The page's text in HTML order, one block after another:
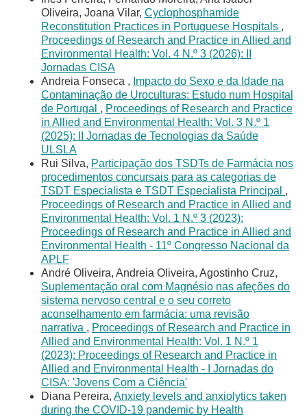
Oliveira, Joana Vilar, Cyclophosphamide
Reconstitution Practices in Portuguese Hospitals ,
Proceedings of Research and Practice in Allied and
Environmental Health: Vol. 4 N.º 3 (2026): II
Jornadas CISA
Andreia Fonseca , Impacto do Sexo e da Idade na
Contaminação de Uroculturas: Estudo num Hospital
de Portugal , Proceedings of Research and Practice
in Allied and Environmental Health: Vol. 3 N.º 1
(2025): II Jornadas de Tecnologias da Saúde
ULSLA
Rui Silva, Participação dos TSDTs de Farmácia nos
procedimentos concursais para as categorias de
TSDT Especialista e TSDT Especialista Principal ,
Proceedings of Research and Practice in Allied and
Environmental Health: Vol. 1 N.º 3 (2023):
Proceedings of Research and Practice in Allied and
Environmental Health - 11º Congresso Nacional da
APLF
André Oliveira, Andreia Oliveira, Agostinho Cruz,
Suplementação oral com Magnésio nas afeções do
sistema nervoso central e o seu correto
aconselhamento em farmácia: uma revisão
narrativa , Proceedings of Research and Practice in
Allied and Environmental Health: Vol. 1 N.º 1
(2023): Proceedings of Research and Practice in
Allied and Environmental Health - I Jornadas do
CISA: 'Jovens Com a Ciência'
Diana Pereira, Anxiety levels and anxiolytics taken
during the COVID-19 pandemic by Health